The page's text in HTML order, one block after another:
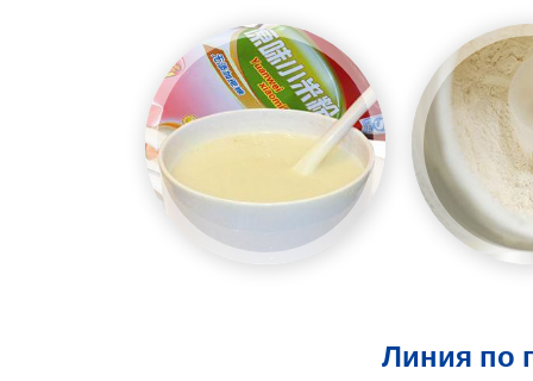
Линия по